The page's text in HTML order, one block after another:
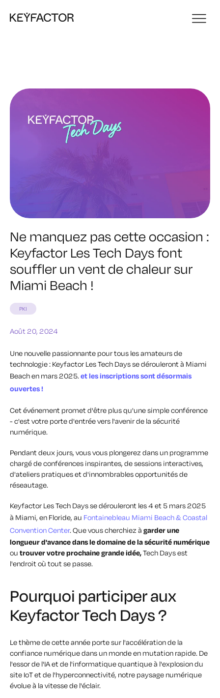
Ne manquez pas cette occasion :
Keyfactor Les Tech Days font
souffler un vent de chaleur sur
Miami Beach !
PKI
Août 20, 2024
Une nouvelle passionnante pour tous les amateurs de
technologie : Keyfactor Les Tech Days se dérouleront à Miami
Beach en mars 2025. et les inscriptions sont désormais
ouvertes !
Cet événement promet d'être plus qu'une simple conférence
- c'est votre porte d'entrée vers l'avenir de la sécurité
numérique.
Pendant deux jours, vous vous plongerez dans un programme
chargé de conférences inspirantes, de sessions interactives,
d'ateliers pratiques et d'innombrables opportunités de
réseautage.
Keyfactor Les Tech Days se dérouleront les 4 et 5 mars 2025
à Miami, en Floride, au Fontainebleau Miami Beach & Coastal
Convention Center. Que vous cherchiez à garder une
longueur d'avance dans le domaine de la sécurité numérique
ou trouver votre prochaine grande idée,Tech Days est
l'endroit où tout se passe.
Pourquoi participer aux
Keyfactor Tech Days ?
Le thème de cette année porte sur l'accélération de la
confiance numérique dans un monde en mutation rapide. De
l'essor de l'IA et de l'informatique quantique à l'explosion du
site IoT et de l'hyperconnectivité, notre paysage numérique
évolue à la vitesse de l'éclair.